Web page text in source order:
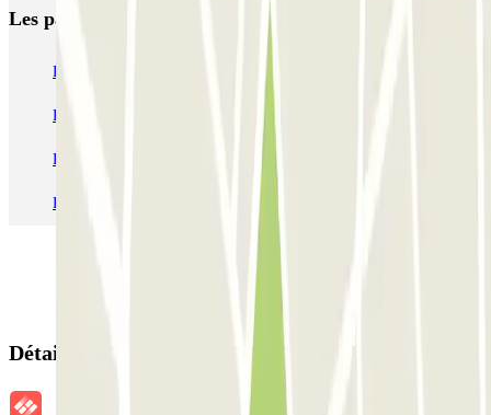
Les parkings les
Parking Paris Parking Gare de Lyon
Parking Charles de Gaulle - Roissy Aeroport
Parking Aéroport Roland Garros La Réunion P4 Longue Durée
Parking Aéroport Barcelone
Détails de la réservation